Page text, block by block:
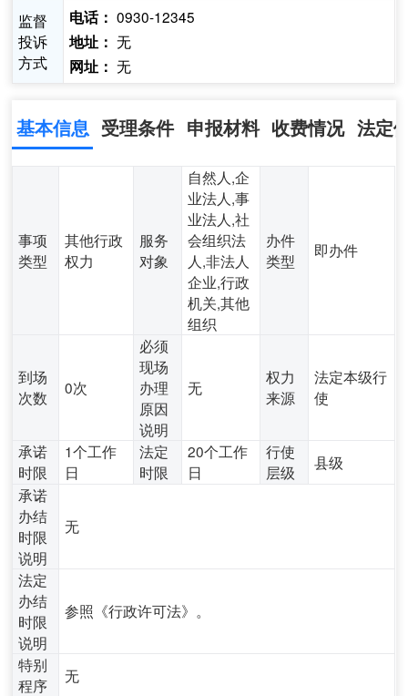
监督
投诉
方式
电话： 0930-12345
地址： 无
网址： 无
基本信息 受理条件 申报材料 收费情况 法定
事项
类型
其他行政
权力
服务
对象
自然人,企
业法人,事
业法人,社
会组织法
人,非法人
企业,行政
机关,其他
组织
办件
类型
即办件
到场
次数
0次
必须
现场
办理
原因
说明
无
权力
来源
法定本级行
使
承诺
时限
1个工作
日
法定
时限
20个工作
日
行使
层级
县级
承诺
办结
时限
说明
无
法定
办结
时限
说明
参照《行政许可法》。
特别
程序
无